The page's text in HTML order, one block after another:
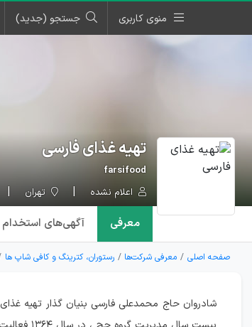
منوی کاربری جستجو (جدید)
تهیه غذای فارسی
farsifood
اعلام نشده
تهران
معرفی آگهی‌های استخدام
صفحه اصلی معرفی شرکت‌ها رستوران، کترینگ و کافی شاپ ها